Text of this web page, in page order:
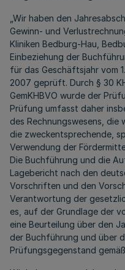
„Wir haben den
Gewinn- und
Kliniken Bedburg-Hau,
Einbeziehung der
für das Geschäftsjahr vom
2007 geprüft. Durch § 30
GemKHBVO wurde der
Prüfung umfasst daher
des Rechnungswesens,
die zweckentsprechende,
Verwendung der
Die Buchführung und die
Lagebericht nach den
Vorschriften und den
Verantwortung der
es, auf der Grundlage der
eine Beurteilung über den
der Buchführung und über
Prüfungsgegenstand